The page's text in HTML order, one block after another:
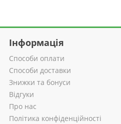
Інформація
Способи оплати
Способи доставки
Знижки та бонуси
Відгуки
Про нас
Політика конфіденційності